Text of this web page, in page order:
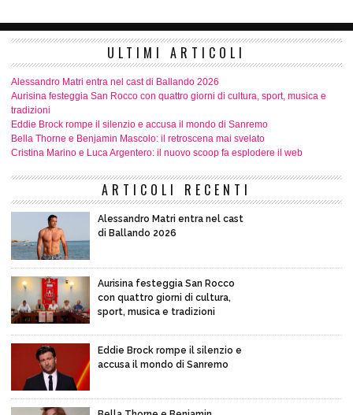
ULTIMI ARTICOLI
Alessandro Matri entra nel cast di Ballando 2026
Aurisina festeggia San Rocco con quattro giorni di cultura, sport, musica e
tradizioni
Eddie Brock rompe il silenzio e accusa il mondo di Sanremo
Bella Thorne e Benjamin Mascolo: il retroscena mai svelato
Cristina Marino e Luca Argentero: il nuovo scoop fa esplodere il web
ARTICOLI RECENTI
Alessandro Matri entra nel cast
di Ballando 2026
Aurisina festeggia San Rocco
con quattro giorni di cultura,
sport, musica e tradizioni
Eddie Brock rompe il silenzio e
accusa il mondo di Sanremo